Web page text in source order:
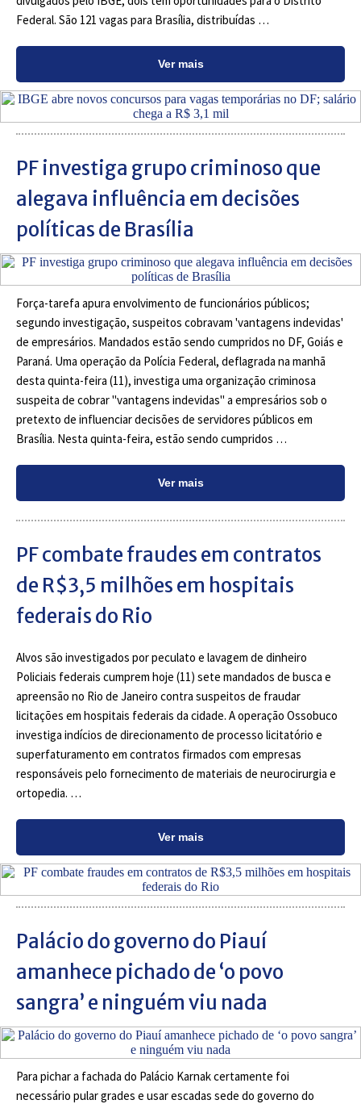
Federal. São 121 vagas para Brasília, distribuídas …
Ver mais
PF investiga grupo criminoso que
alegava influência em decisões
políticas de Brasília
Força-tarefa apura envolvimento de funcionários públicos;
segundo investigação, suspeitos cobravam 'vantagens indevidas'
de empresários. Mandados estão sendo cumpridos no DF, Goiás e
Paraná. Uma operação da Polícia Federal, deflagrada na manhã
desta quinta-feira (11), investiga uma organização criminosa
suspeita de cobrar "vantagens indevidas" a empresários sob o
pretexto de influenciar decisões de servidores públicos em
Brasília. Nesta quinta-feira, estão sendo cumpridos …
Ver mais
PF combate fraudes em contratos
de R$3,5 milhões em hospitais
federais do Rio
Alvos são investigados por peculato e lavagem de dinheiro
Policiais federais cumprem hoje (11) sete mandados de busca e
apreensão no Rio de Janeiro contra suspeitos de fraudar
licitações em hospitais federais da cidade. A operação Ossobuco
investiga indícios de direcionamento de processo licitatório e
superfaturamento em contratos firmados com empresas
responsáveis pelo fornecimento de materiais de neurocirurgia e
ortopedia. …
Ver mais
Palácio do governo do Piauí
amanhece pichado de ‘o povo
sangra’ e ninguém viu nada
Para pichar a fachada do Palácio Karnak certamente foi
necessário pular grades e usar escadas sede do governo do